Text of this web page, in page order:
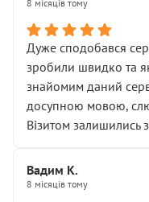
8 місяців тому
Дуже сподобався
зробили швидко та
знайомим даний
досупною мовою,
Візитом залишились
Вадим К.
8 місяців тому